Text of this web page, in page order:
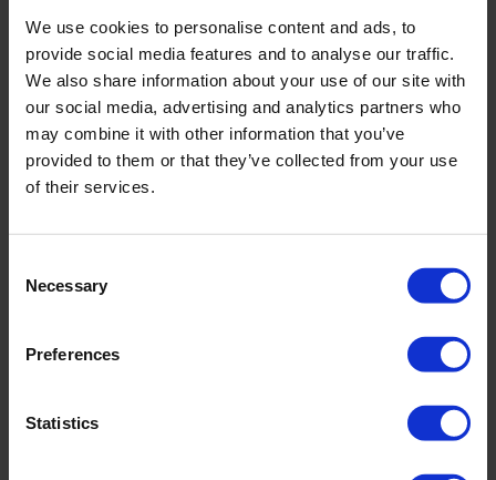
We use cookies to personalise content and ads, to
provide social media features and to analyse our traffic.
We also share information about your use of our site with
our social media, advertising and analytics partners who
may combine it with other information that you’ve
provided to them or that they’ve collected from your use
of their services.
Selection
Necessary
Preferences
Statistics
incl. VAT., excl. Shipping costs
Product Details
Lebensfreude und Optimismus. Einmal umgesetzt durch florales
Patchwork in großen Dimensionen. Blüten, Blätter und Ranken sind
Nuancen. Einmal umgesetzt durch Animal-Prints. Die Farben des
Tigers bestechen hier im raffinierten Zusammenspiel mit Schwarz.
Print für ein schönes Dekolleté. Schaumschalen. Light Shaping Level.